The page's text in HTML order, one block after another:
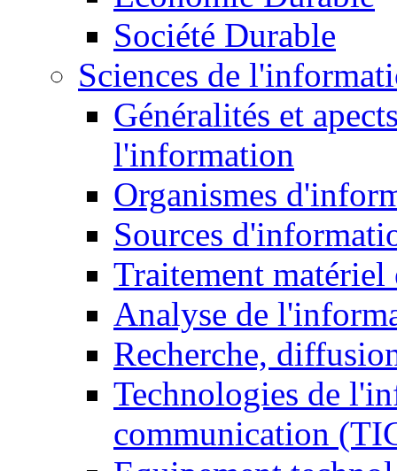
Société Durable
Sciences de
Généralités et
l'information
Organismes
Sources
Traitement matériel
Analyse de
Recherche,
Technologies de
communication